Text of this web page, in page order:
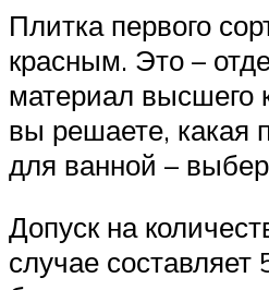
Плитка первого
красным. Это –
материал высшего
вы решаете, какая
для ванной –
Допуск на
случае составляет